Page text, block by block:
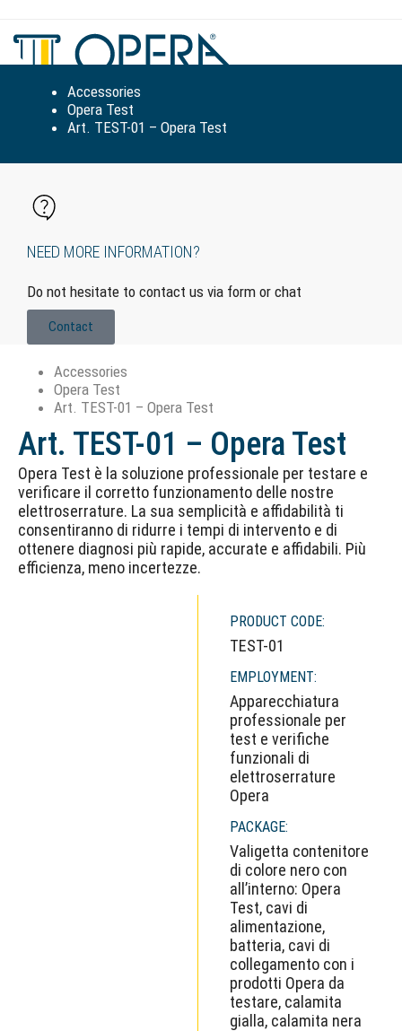
Accessories
Opera Test
Art. TEST-01 – Opera Test
NEED MORE INFORMATION?
Do not hesitate to contact us via form or chat
Contact
Accessories
Opera Test
Art. TEST-01 – Opera Test
Art. TEST-01 – Opera Test
Opera Test è la soluzione professionale per testare e
verificare il corretto funzionamento delle nostre
elettroserrature. La sua semplicità e affidabilità ti
consentiranno di ridurre i tempi di intervento e di
ottenere diagnosi più rapide, accurate e affidabili. Più
efficienza, meno incertezze.
PRODUCT CODE:
TEST-01
EMPLOYMENT:
Apparecchiatura
professionale per
test e verifiche
funzionali di
elettroserrature
Opera
PACKAGE:
Valigetta contenitore
di colore nero con
all’interno: Opera
Test, cavi di
alimentazione,
batteria, cavi di
collegamento con i
prodotti Opera da
testare, calamita
gialla, calamita nera